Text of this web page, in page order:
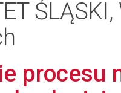
procesu